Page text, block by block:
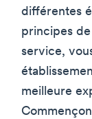
différentes
principes
service,
meilleure